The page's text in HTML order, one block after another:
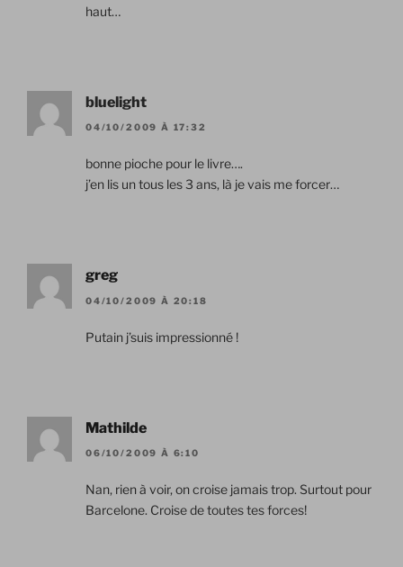
haut…
bluelight
04/10/2009 À 17:32
bonne pioche pour le livre….
j’en lis un tous les 3 ans, là je vais me forcer…
greg
04/10/2009 À 20:18
Putain j’suis impressionné !
Mathilde
06/10/2009 À 6:10
Nan, rien à voir, on croise jamais trop. Surtout pour
Barcelone. Croise de toutes tes forces!